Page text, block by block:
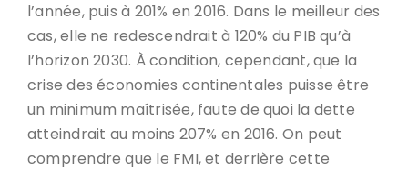
l’année, puis à 201% en 2016. Dans le meilleur des
cas, elle ne redescendrait à 120% du PIB qu’à
l’horizon 2030. À condition, cependant, que la
crise des économies continentales puisse être
un minimum maîtrisée, faute de quoi la dette
atteindrait au moins 207% en 2016. On peut
comprendre que le FMI, et derrière cette